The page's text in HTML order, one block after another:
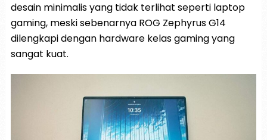
desain minimalis yang tidak terlihat seperti laptop
gaming, meski sebenarnya ROG Zephyrus G14
dilengkapi dengan hardware kelas gaming yang
sangat kuat.